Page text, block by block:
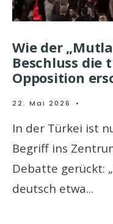
Wie der
Beschluss die
Opposition
22. Mai 2026 •
In der Türkei ist
Begriff ins
Debatte gerückt:
deutsch etwa...